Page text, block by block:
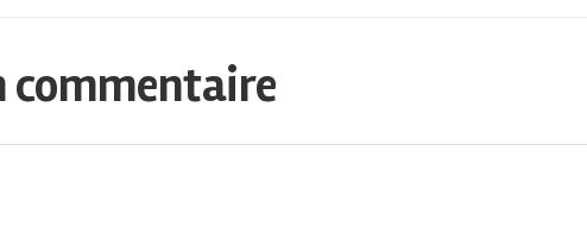
commentaire